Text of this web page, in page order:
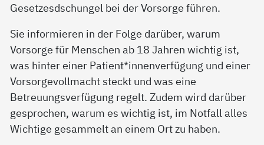
Gesetzesdschungel bei der Vorsorge führen.
Sie informieren in der Folge darüber, warum
Vorsorge für Menschen ab 18 Jahren wichtig ist,
was hinter einer Patient*innenverfügung und einer
Vorsorgevollmacht steckt und was eine
Betreuungsverfügung regelt. Zudem wird darüber
gesprochen, warum es wichtig ist, im Notfall alles
Wichtige gesammelt an einem Ort zu haben.